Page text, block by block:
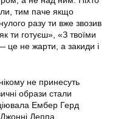
тим паче якщо
разу ти вже звозив
ти готуєш», «З твоїми
це не жарти, а закиди і
не принесуть
образи стали
Ембер Герд
Деппа.